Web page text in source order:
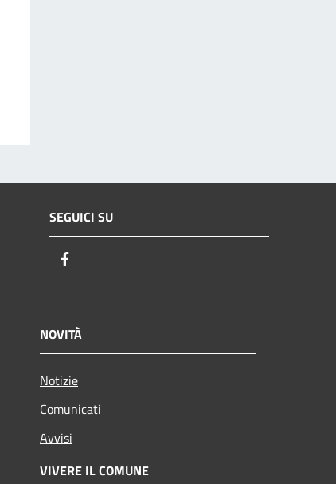
SEGUICI SU
NOVITÀ
Notizie
Comunicati
Avvisi
VIVERE IL COMUNE